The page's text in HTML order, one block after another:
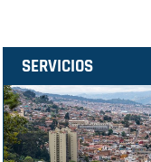
SERVICIOS